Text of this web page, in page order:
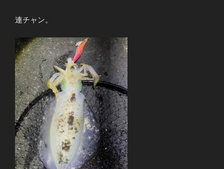
連チャン。